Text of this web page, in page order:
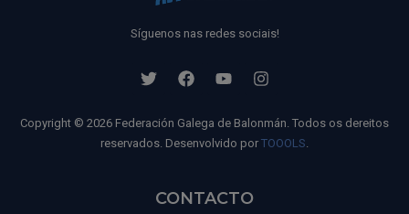
Síguenos nas redes sociais!
Copyright © 2026 Federación Galega de Balonmán. Todos os dereitos
reservados. Desenvolvido por TOOOLS.
CONTACTO